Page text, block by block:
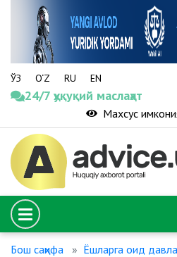
ЎЗ O‘Z RU EN
24/7 ҳуқуқий маслаҳат
Махсус
Бош саҳифа Ёшларга оид